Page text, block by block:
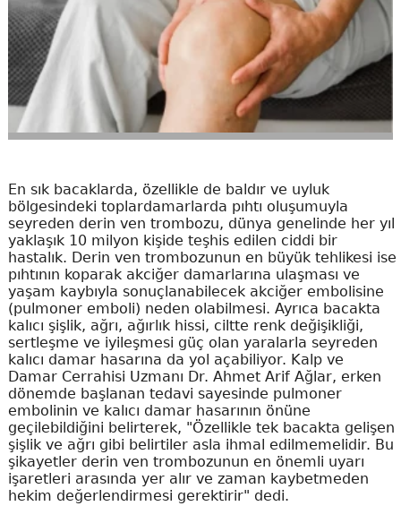
En sık bacaklarda, özellikle de baldır ve uyluk
bölgesindeki toplardamarlarda pıhtı oluşumuyla
seyreden derin ven trombozu, dünya genelinde her yıl
yaklaşık 10 milyon kişide teşhis edilen ciddi bir
hastalık. Derin ven trombozunun en büyük tehlikesi ise
pıhtının koparak akciğer damarlarına ulaşması ve
yaşam kaybıyla sonuçlanabilecek akciğer embolisine
(pulmoner emboli) neden olabilmesi. Ayrıca bacakta
kalıcı şişlik, ağrı, ağırlık hissi, ciltte renk değişikliği,
sertleşme ve iyileşmesi güç olan yaralarla seyreden
kalıcı damar hasarına da yol açabiliyor. Kalp ve
Damar Cerrahisi Uzmanı Dr. Ahmet Arif Ağlar, erken
dönemde başlanan tedavi sayesinde pulmoner
embolinin ve kalıcı damar hasarının önüne
geçilebildiğini belirterek, "Özellikle tek bacakta gelişen
şişlik ve ağrı gibi belirtiler asla ihmal edilmemelidir. Bu
şikayetler derin ven trombozunun en önemli uyarı
işaretleri arasında yer alır ve zaman kaybetmeden
hekim değerlendirmesi gerektirir" dedi.